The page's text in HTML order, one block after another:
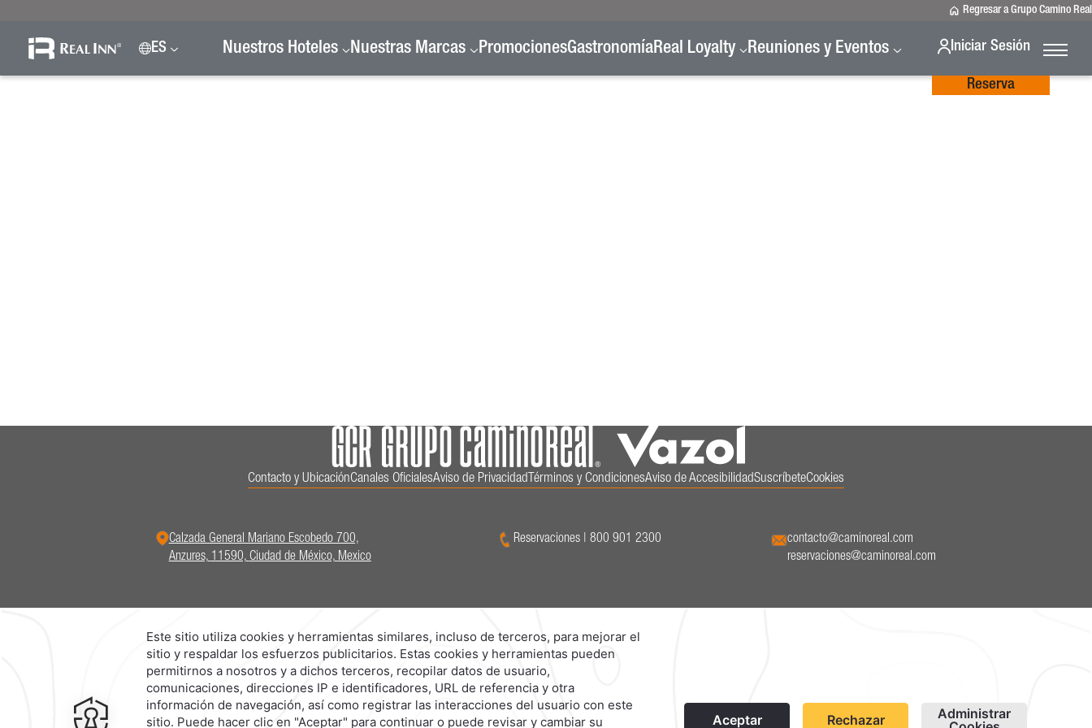
Regresar a Grupo Camino Real
ES Nuestros Hoteles Nuestras Marcas PromocionesGastronomíaReal Loyalty Reuniones y Eventos Iniciar Sesión
Reserva
Contacto y UbicaciónCanales OficialesAviso de Privacidad Términos y CondicionesAviso de AccesibilidadSuscríbeteCookies
Calzada General Mariano Escobedo 700,
Anzures, 11590, Ciudad de México, Mexico
Reservaciones |800 901 2300
contacto@caminoreal.com
reservaciones@caminoreal.com
Explora Nuestras Marcas